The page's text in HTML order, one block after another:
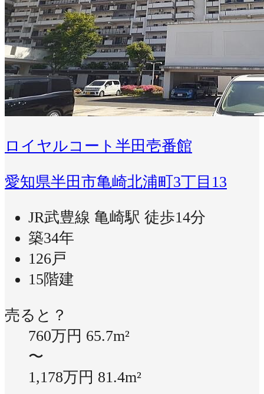
ロイヤルコート半田壱番館
愛知県半田市亀崎北浦町3丁目13
JR武豊線 亀崎駅 徒歩14分
築34年
126戸
15階建
売ると？
760万円 65.7m²
〜
1,178万円 81.4m²